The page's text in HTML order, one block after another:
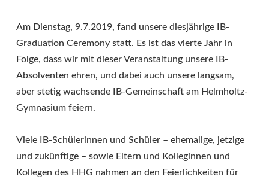
Am Dienstag, 9.7.2019, fand unsere diesjährige IB-
Graduation Ceremony statt. Es ist das vierte Jahr in
Folge, dass wir mit dieser Veranstaltung unsere IB-
Absolventen ehren, und dabei auch unsere langsam,
aber stetig wachsende IB-Gemeinschaft am Helmholtz-
Gymnasium feiern.
Viele IB-Schülerinnen und Schüler – ehemalige, jetzige
und zukünftige – sowie Eltern und Kolleginnen und
Kollegen des HHG nahmen an den Feierlichkeiten für